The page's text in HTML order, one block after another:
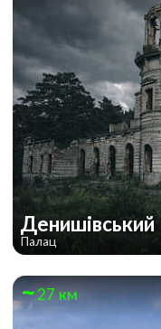
Денишівський
Палац
27 км